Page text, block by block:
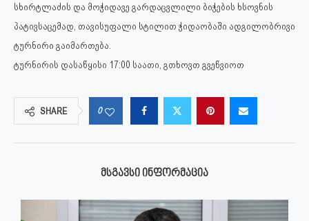
სხირტლაძის და მოჭიდავე გარდაცვლილი ბიჭების ხსოვნის
პატივსაცემად, თავისუფალი სტილით ჭიდაობაში ადგილობრივი
ტურნირი გაიმართება.
ტურნირის დასაწყისი 17:00 საათი, გთხოვთ გვეწვიოთ
SHARE 0
ᲛᲡᲒᲐᲕᲡᲘ ᲘᲜᲤᲝᲠᲛᲐᲪᲘᲐ